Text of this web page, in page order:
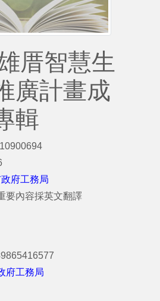
厝智慧生
廣計畫成
輯
府工務局
要內容採英文翻譯
府工務局